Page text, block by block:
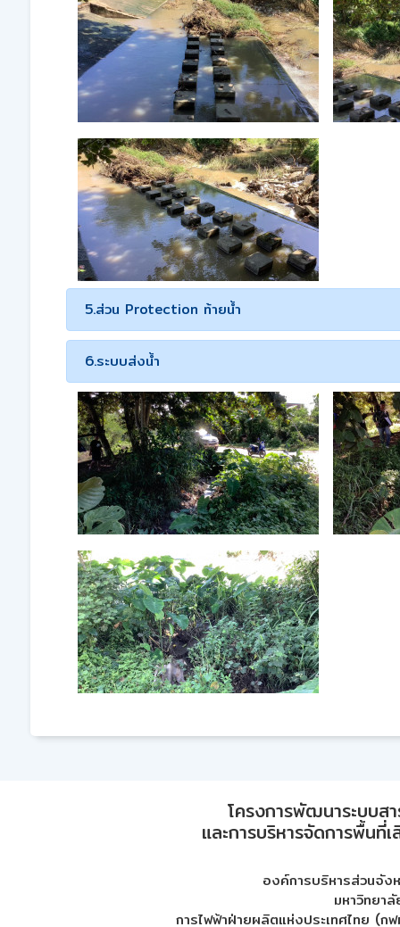
5.ส่วน Protection ท้ายน้ำ
6.ระบบส่งน้ำ
โครงการพัฒนาระบบส
และการบริหารจัดการพื้นที่
องค์การบริหารส่วนจัง
มหาวิทยา
การไฟฟ้าฝ่ายผลิตแห่งประเทศไทย (กฟ